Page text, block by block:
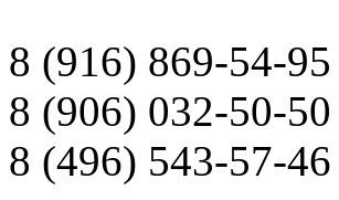
8 (916) 869-54-95
8 (906) 032-50-50
8 (496) 543-57-46